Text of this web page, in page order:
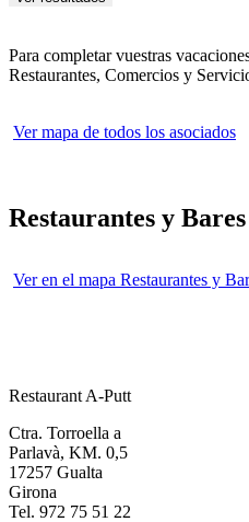
Para completar vuestras
Restaurantes, Comercios y
Ver mapa de todos los asociados
Restaurantes y Bares
Ver en el mapa Restaurantes y
Restaurant A-Putt
Ctra. Torroella a
Parlavà, KM. 0,5
17257 Gualta
Girona
Tel. 972 75 51 22